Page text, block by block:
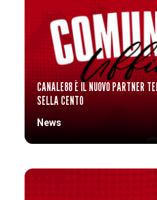
CANALE88 È IL NUOVO PARTNER
SELLA CENTO
News